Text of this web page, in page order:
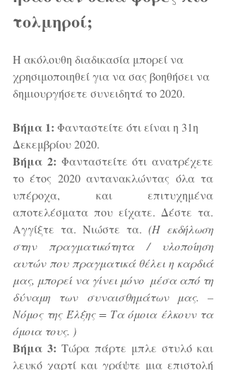
τολμηροί;
Η ακόλουθη διαδικασία μπορεί να
χρησιμοποιηθεί για να σας βοηθήσει να
δημιουργήσετε συνειδητά το 2020.
Βήμα 1: Φανταστείτε ότι είναι η 31η
Δεκεμβρίου 2020.
Βήμα 2: Φανταστείτε ότι ανατρέχετε
το έτος 2020 αντανακλώντας όλα τα
υπέροχα, και επιτυχημένα
αποτελέσματα που είχατε. Δέστε τα.
Αγγίξτε τα. Νιώστε τα. (Η εκδήλωση
στην πραγματικότητα / υλοποίηση
αυτών που πραγματικά θέλει η καρδιά
μας, μπορεί να γίνει μόνο  μέσα από τη
δύναμη των συναισθημάτων μας. –
Νόμος της Έλξης = Τα όμοια έλκουν τα
όμοια τους. )
Βήμα 3: Τώρα πάρτε μπλε στυλό και
λευκό χαρτί και γράψτε μια επιστολή